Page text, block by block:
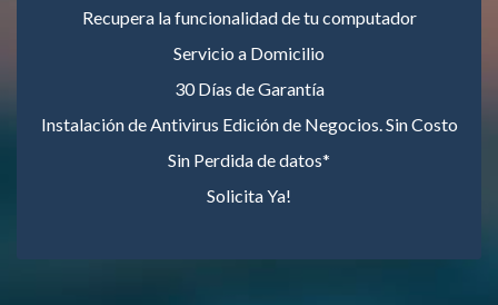
Recupera la funcionalidad de tu computador
Servicio a Domicilio
30 Días de Garantía
Instalación de Antivirus Edición de Negocios. Sin Costo
Sin Perdida de datos*
Solicita Ya!